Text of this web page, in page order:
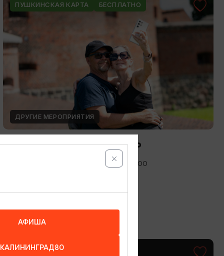
ПУШКИНСКАЯ КАРТА БЕСПЛАТНО
ДРУГИЕ МЕРОПРИЯТИЯ
Международный день фото
12.08.2026 - 19.08.2026, 10:00-19:00
ОТ 1500₽
АФИША
КАЛИНИНГРАД80